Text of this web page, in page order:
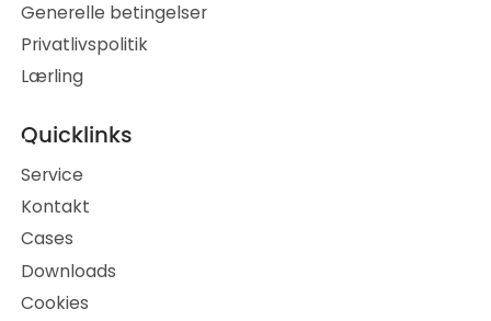
Generelle betingelser
Privatlivspolitik
Lærling
Quicklinks
Service
Kontakt
Cases
Downloads
Cookies